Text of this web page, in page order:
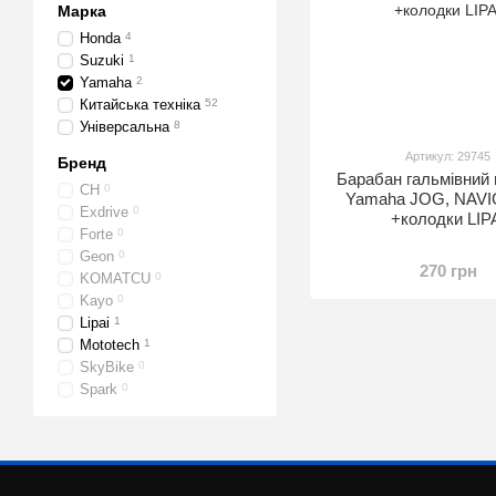
Артикул: 29745
Барабан гальмівний
Yamaha JOG,
+колодки
270 грн
Марка
Honda 4
Suzuki 1
Yamaha 2
Китайська техніка 52
Універсальна 8
Бренд
CH 0
Exdrive 0
Forte 0
Geon 0
KOMATCU 0
Kayo 0
Lipai 1
Mototech 1
SkyBike 0
Spark 0